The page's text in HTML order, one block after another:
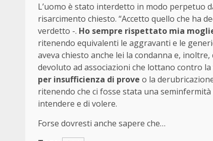
L’uomo è stato interdetto in modo perpetuo
risarcimento chiesto. “Accetto quello che ha
verdetto -. Ho sempre rispettato mia
ritenendo equivalenti le aggravanti e le
aveva chiesto anche lei la condanna e,
devoluto ad associazioni che lottano contro
per insufficienza di prove o la
ritenendo che ci fosse stata una
intendere e di volere.
Forse dovresti anche sapere che…